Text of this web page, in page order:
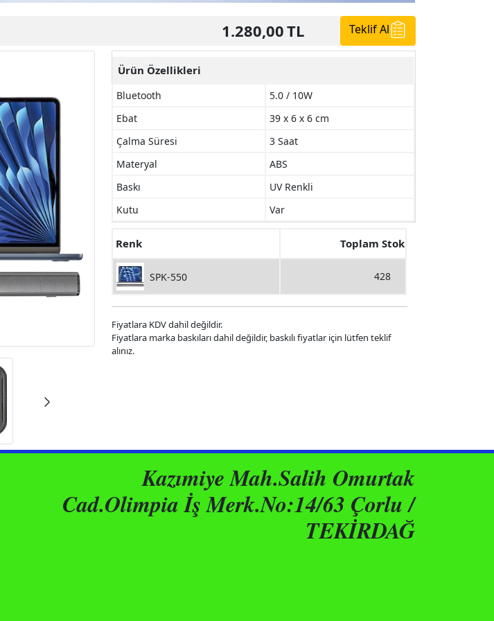
1.280,00TL Teklif Al
Ürün Özellikleri
Bluetooth
5.0 / 10W
Ebat
39 x 6 x 6 cm
Çalma Süresi
3 Saat
Materyal
ABS
Baskı
UV Renkli
Kutu
Var
Renk Toplam Stok
SPK-550 428
Fiyatlara KDV dahil değildir.
Fiyatlara marka baskıları dahil değildir, baskılı fiyatlar için lütfen teklif
alınız.
Kazımiye Mah.Salih Omurtak
Cad.Olimpia İş Merk.No:14/63 Çorlu /
TEKİRDAĞ